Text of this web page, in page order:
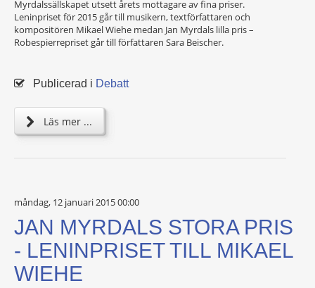
Myrdalssällskapet utsett årets mottagare av fina priser.
Leninpriset för 2015 går till musikern, textförfattaren och
kompositören Mikael Wiehe medan Jan Myrdals lilla pris –
Robespierrepriset går till författaren Sara Beischer.
Publicerad i Debatt
Läs mer ...
måndag, 12 januari 2015 00:00
JAN MYRDALS STORA PRIS
- LENINPRISET TILL MIKAEL
WIEHE